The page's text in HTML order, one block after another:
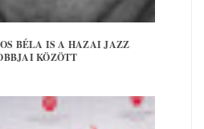
BÉLA IS A HAZAI JAZZ
KÖZÖTT
Bezárom